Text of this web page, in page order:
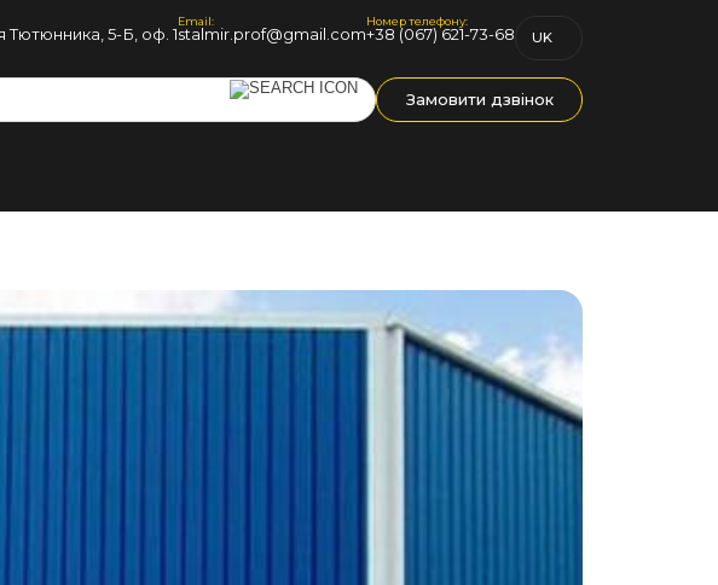
Тютюнника, 5-Б, оф. 1
Email:
stalmir.prof@gmail.com
Номер телефону:
+38 (067) 621-73-68
UK
Замовити дзвінок